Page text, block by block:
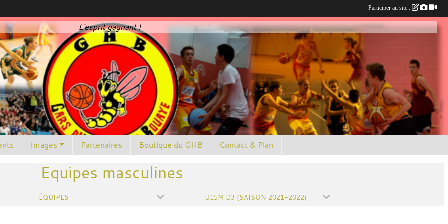
L'esprit gagnant !
Images Partenaires Boutique du GHB Contact & Plan
Equipes masculines
ÉQUIPES U15M D3 (SAISON 2021-2022)
Participer au site :